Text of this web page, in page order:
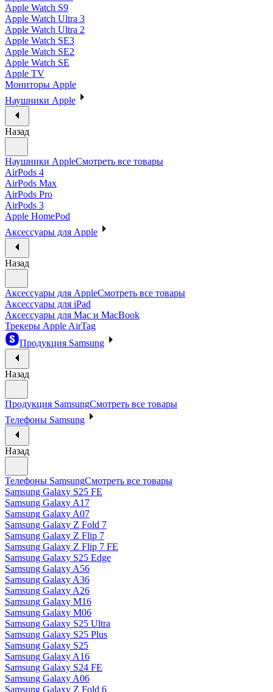
Apple Watch S9
Apple Watch Ultra 3
Apple Watch Ultra 2
Apple Watch SE3
Apple Watch SE2
Apple Watch SE
Apple TV
Мониторы Apple
Наушники Apple
Назад
Наушники AppleСмотреть все товары
AirPods 4
AirPods Max
AirPods Pro
AirPods 3
Apple HomePod
Аксессуары для Apple
Назад
Аксессуары для AppleСмотреть все товары
Аксессуары для iPad
Аксессуары для Mac и MacBook
Трекеры Apple AirTag
Продукция Samsung
Назад
Продукция SamsungСмотреть все товары
Телефоны Samsung
Назад
Телефоны SamsungСмотреть все товары
Samsung Galaxy S25 FE
Samsung Galaxy A17
Samsung Galaxy A07
Samsung Galaxy Z Fold 7
Samsung Galaxy Z Flip 7
Samsung Galaxy Z Flip 7 FE
Samsung Galaxy S25 Edge
Samsung Galaxy A56
Samsung Galaxy A36
Samsung Galaxy A26
Samsung Galaxy M16
Samsung Galaxy M06
Samsung Galaxy S25 Ultra
Samsung Galaxy S25 Plus
Samsung Galaxy S25
Samsung Galaxy A16
Samsung Galaxy S24 FE
Samsung Galaxy A06
Samsung Galaxy Z Fold 6